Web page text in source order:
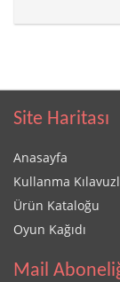
Site Haritası
Anasayfa
Kullanma
Ürün Kataloğu
Oyun Kağıdı
Mail